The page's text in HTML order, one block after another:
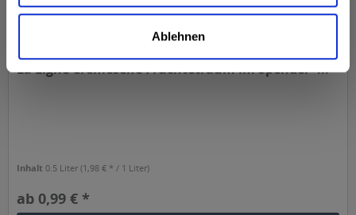
Ablehnen
La Ligne Cremeseife Früchtetraum im Spender -...
Inhalt0.5 Liter(1,98 € * / 1 Liter)
ab 0,99 € *